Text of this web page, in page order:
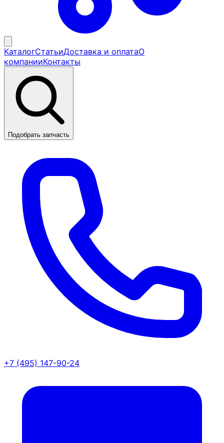
КаталогСтатьиДоставка и оплатаО
компанииКонтакты
Подобрать запчасть
+7 (495) 147-90-24